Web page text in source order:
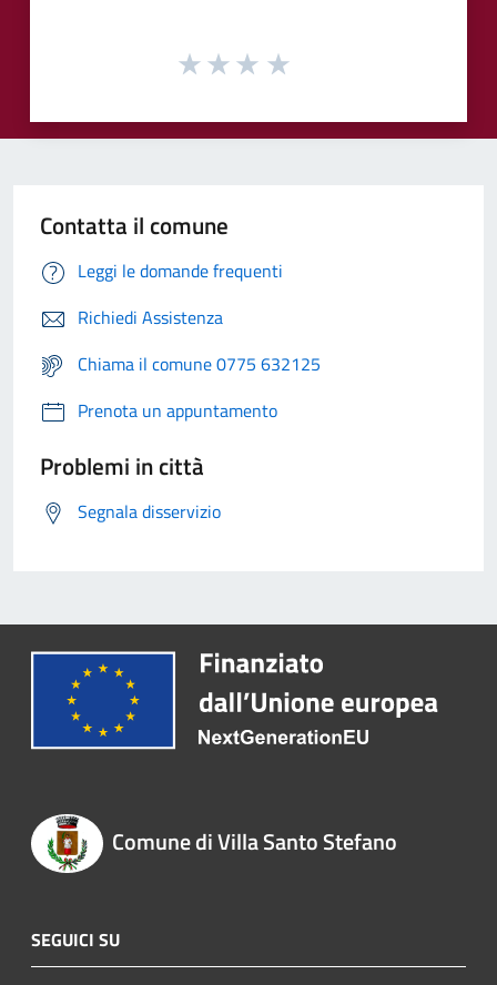
Contatta il comune
Leggi le domande frequenti
Richiedi Assistenza
Chiama il comune 0775 632125
Prenota un appuntamento
Problemi in città
Segnala disservizio
Comune di Villa Santo Stefano
SEGUICI SU